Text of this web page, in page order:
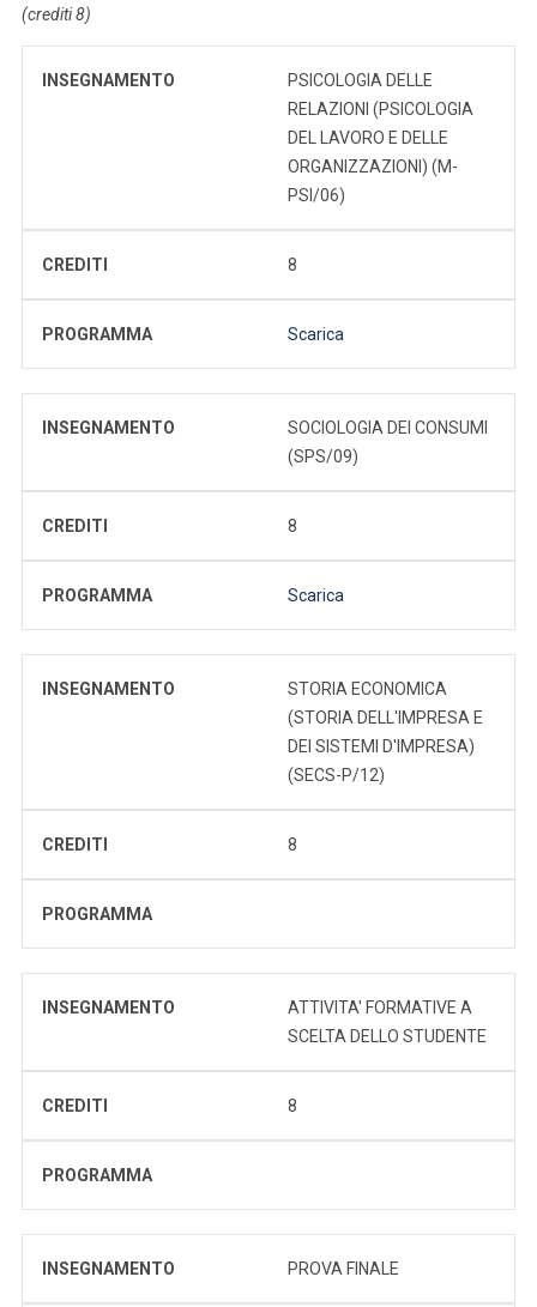
(crediti 8)
INSEGNAMENTO
PSICOLOGIA DELLE
RELAZIONI (PSICOLOGIA
DEL LAVORO E DELLE
ORGANIZZAZIONI) (M-
PSI/06)
CREDITI 8
PROGRAMMA Scarica
INSEGNAMENTO
SOCIOLOGIA DEI CONSUMI
(SPS/09)
CREDITI 8
PROGRAMMA Scarica
INSEGNAMENTO
STORIA ECONOMICA
(STORIA DELL'IMPRESA E
DEI SISTEMI D'IMPRESA)
(SECS-P/12)
CREDITI 8
PROGRAMMA
INSEGNAMENTO
ATTIVITA' FORMATIVE A
SCELTA DELLO STUDENTE
CREDITI 8
PROGRAMMA
INSEGNAMENTO PROVA FINALE